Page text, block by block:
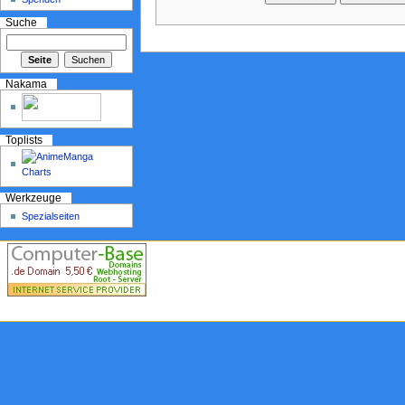
Suche
Nakama
Toplists
Werkzeuge
Spezialseiten